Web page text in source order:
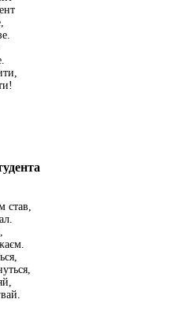
став,